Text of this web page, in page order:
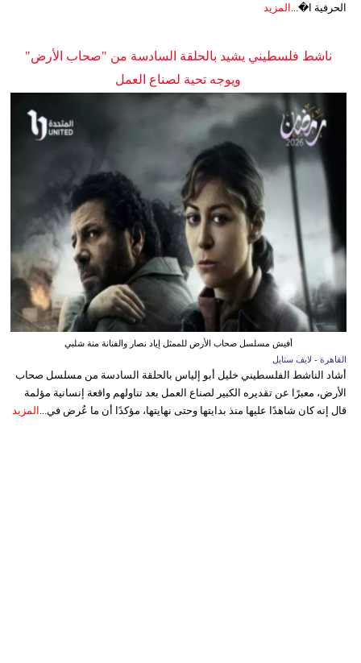
الحرفية ا�... المزيد
ناشط فلسطيني يشيد بالحلقة السادسة من "صحاب الأرض"
ويوجه تحية لصناع العمل
أفيش مسلسل صحاب الأرض للممثل إياد نصار والفنانة منة شلبي
القاهرة - لايف ستايل
أشاد الناشط الفلسطيني خليل أبو إلياس بالحلقة السادسة من مسلسل صحاب
الأرض، معبرًا عن تقديره الكبير لصناع العمل بعد تناولهم واقعة إنسانية مؤلمة
قال إنه كان شاهدًا عليها منذ بدايتها وحتى نهايتها، مؤكدًا أن ما عُرض في... المزيد